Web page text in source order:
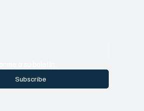
Subscribe